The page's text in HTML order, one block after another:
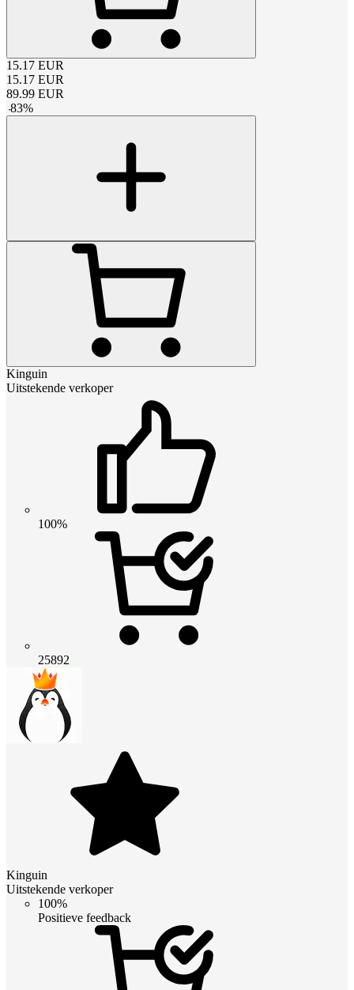
15.17 EUR
15.17 EUR
89.99 EUR
-83%
Kinguin
Uitstekende verkoper
100%
25892
Kinguin
Uitstekende verkoper
100%
Positieve feedback